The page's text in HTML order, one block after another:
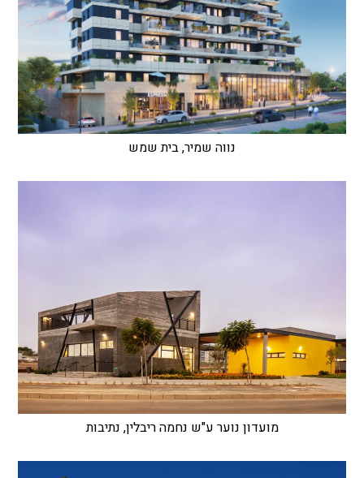
נווה שמיר, בית שמש
מועדון נוער ע"ש נחמה ריבלין, נתיבות